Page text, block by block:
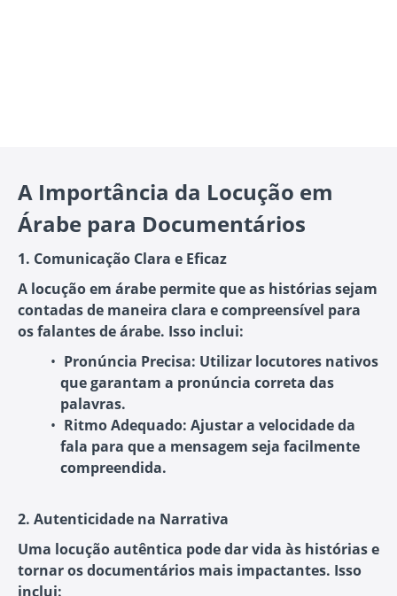
A Importância da Locução em
Árabe para Documentários
1. Comunicação Clara e Eficaz
A locução em árabe permite que as histórias sejam
contadas de maneira clara e compreensível para
os falantes de árabe. Isso inclui:
Pronúncia Precisa: Utilizar locutores nativos
que garantam a pronúncia correta das
palavras.
Ritmo Adequado: Ajustar a velocidade da
fala para que a mensagem seja facilmente
compreendida.
2. Autenticidade na Narrativa
Uma locução autêntica pode dar vida às histórias e
tornar os documentários mais impactantes. Isso
inclui: